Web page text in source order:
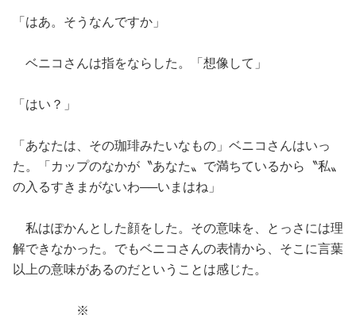
「はあ。そうなんですか」
ベニコさんは指をならした。「想像して」
「はい？」
「あなたは、その珈琲みたいなもの」ベニコさんはいっ
た。「カップのなかが〝あなた〟で満ちているから〝私〟
の入るすきまがないわ──いまはね」
私はぽかんとした顔をした。その意味を、とっさには理
解できなかった。でもベニコさんの表情から、そこに言葉
以上の意味があるのだということは感じた。
※